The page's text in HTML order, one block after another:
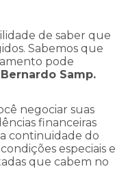
de saber que
Sabemos que
pode
Samp.
negociar suas
financeiras
continuidade do
especiais e
que cabem no